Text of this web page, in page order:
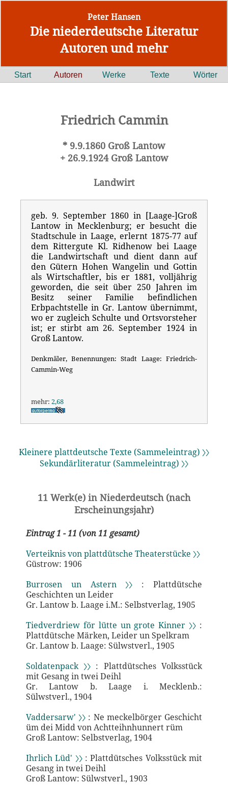
Peter Hansen
Die niederdeutsche Literatur
Autoren und mehr
Start Autoren Werke Texte Wörter
Friedrich Cammin
* 9.9.1860 Groß Lantow
+ 26.9.1924 Groß Lantow
Landwirt
geb. 9. September 1860 in [Laage-]Groß
Lantow in Mecklenburg; er besucht die
Stadtschule in Laage, erlernt 1875-77 auf
dem Rittergute Kl. Ridhenow bei Laage
die Landwirtschaft und dient dann auf
den Gütern Hohen Wangelin und Gottin
als Wirtschaftler, bis er 1881, volljährig
geworden, die seit über 250 Jahren im
Besitz seiner Familie befindlichen
Erbpachtstelle in Gr. Lantow übernimmt,
wo er zugleich Schulte und Ortsvorsteher
ist; er stirbt am 26. September 1924 in
Groß Lantow.
Denkmäler, Benennungen: Stadt Laage: Friedrich-
Cammin-Weg
mehr: 2,68
Kleinere plattdeutsche Texte (Sammeleintrag) 〉〉
Sekundärliteratur (Sammeleintrag) 〉〉
11 Werk(e) in Niederdeutsch (nach
Erscheinungsjahr)
Eintrag 1 - 11 (von 11 gesamt)
Verteiknis von plattdütsche Theaterstücke 〉〉
Güstrow: 1906
Burrosen un Astern 〉〉 : Plattdütsche
Geschichten un Leider
Gr. Lantow b. Laage i.M.: Selbstverlag, 1905
Tiedverdriew för lütte un grote Kinner 〉〉 :
Plattdütsche Märken, Leider un Spelkram
Gr. Lantow b. Laage: Sülwstverl., 1905
Soldatenpack 〉〉 : Plattdütsches Volksstück
mit Gesang in twei Deihl
Gr. Lantow b. Laage i. Mecklenb.:
Sülwstverl., 1904
Vaddersarw' 〉〉: Ne meckelbörger Geschicht
üm dei Midd von Achtteihnhunnert rüm
Groß Lantow: Selbstverlag, 1904
Ihrlich Lüd' 〉〉: Plattdütsches Volksstück mit
Gesang in twei Deihl
Groß Lantow: Sülwstverl., 1903